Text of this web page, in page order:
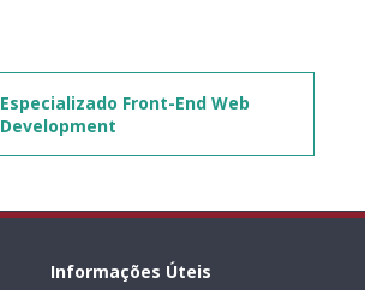
Especializado Front-End Web
Development
Informações Úteis